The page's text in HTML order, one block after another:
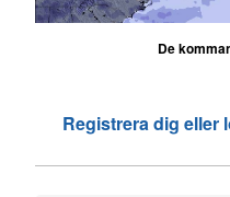
De
Registrera dig eller